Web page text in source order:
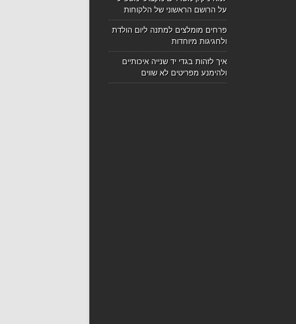
על הרושם הראשוני של הלקוחות
פרחים מומלצים למתנה ליום הולדת
ולחגיגות מיוחדות
איך לזהות בגדי יד שנייה איכותיים
ולהימנע מפריטים לא שווים